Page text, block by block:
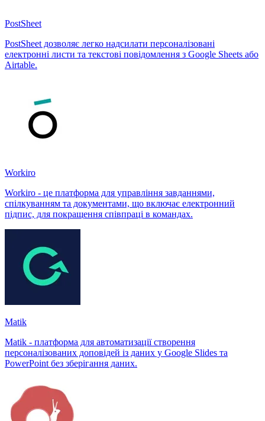
PostSheet
PostSheet дозволяє легко надсилати персоналізовані
електронні листи та текстові повідомлення з Google Sheets або
Airtable.
Workiro
Workiro - це платформа для управління завданнями,
спілкуванням та документами, що включає електронний
підпис, для покращення співпраці в командах.
Matik
Matik - платформа для автоматизації створення
персоналізованих доповідей із даних у Google Slides та
PowerPoint без зберігання даних.